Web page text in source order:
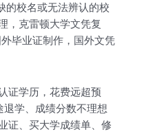
的校名或无法辨认的校
，克雷顿大学文凭复
毕业证制作，国外文凭
证学历，花费远超预
学、成绩分数不理想
证、买大学成绩单、修